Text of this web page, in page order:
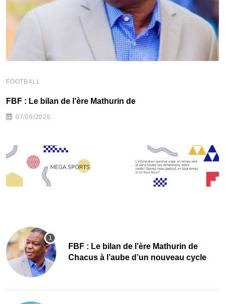
FOOTBALL
FBF : Le bilan de l’ère Mathurin de
07/08/2026
FBF : Le bilan de l’ère Mathurin de
Chacus à l’aube d’un nouveau cycle